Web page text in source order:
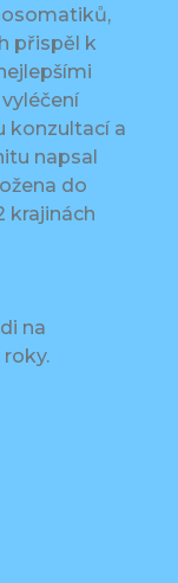
přispěl k
konzultací a
napsal
do
krajinách
na